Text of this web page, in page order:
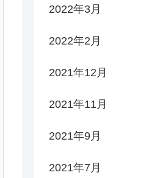
2022年3月
2022年2月
2021年12月
2021年11月
2021年9月
2021年7月